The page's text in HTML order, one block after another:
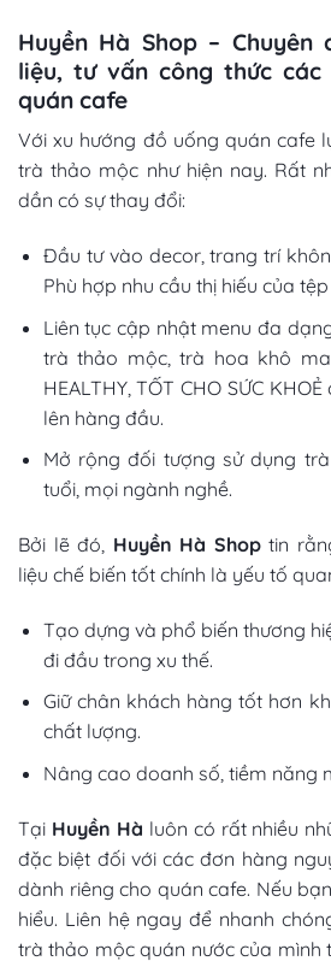
Huyền Hà Shop – Chuyên
liệu, tư vấn công thức
quán cafe
Vớixu hướng đồ uống quán cafe
trà thảo mộc như hiện nay. Rất
dần có sự thay đổi:
Đầu tư vào decor, trang trí
Phù hợp nhu cầu thị hiếu của
Liên tục cập nhật menu đa
trà thảo mộc, trà hoa khô
HEALTHY, TỐT CHO SỨC
lên hàng đầu.
Mở rộng đối tượng sử dụng
tuổi, mọi ngành nghề.
Bởi lẽ đó, Huyền Hà Shoptin
liệu chế biến tốt chính là yếu tố
Tạo dựng và phổ biến thương
đi đầu trong xu thế.
Giữ chân khách hàng tốt hơn
chất lượng.
Nâng cao doanh số, tiềm năng
Tại Huyền Hà luôn có rất nhiều
đặc biệt đối với các đơn hàng
dành riêng cho quán cafe. Nếu
hiểu. Liên hệ ngay để nhanh
trà thảo mộc quán nướccủa mình